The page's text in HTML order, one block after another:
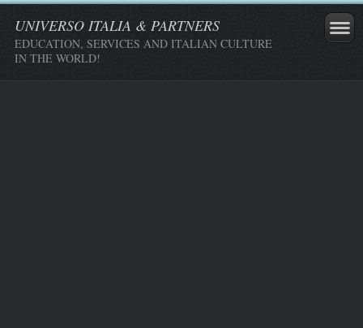
UNIVERSO ITALIA & PARTNERS
EDUCATION, SERVICES AND ITALIAN CULTURE
IN THE WORLD!